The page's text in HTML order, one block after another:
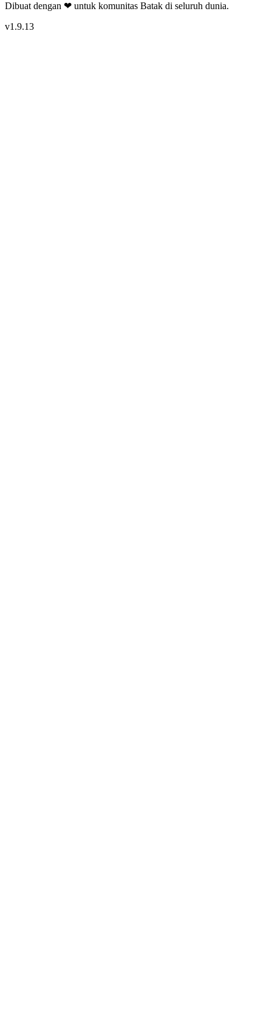
Dibuat dengan ❤ untuk komunitas Batak di seluruh dunia.
v1.9.13